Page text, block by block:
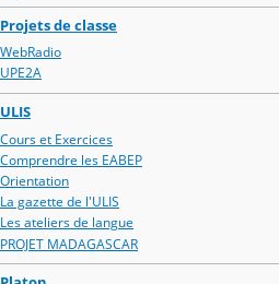
Projets de classe
WebRadio
UPE2A
ULIS
Cours et Exercices
Comprendre les EABEP
Orientation
La gazette de l'ULIS
Les ateliers de langue
PROJET MADAGASCAR